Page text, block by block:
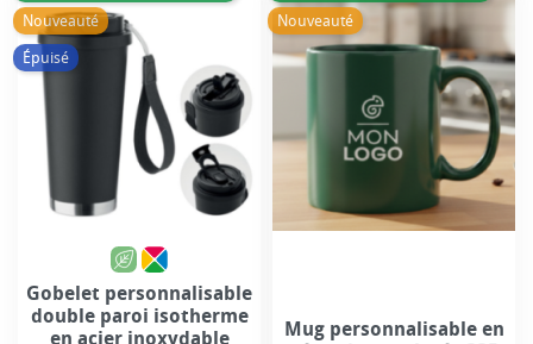
Nouveauté
Épuisé
Gobelet personnalisable
double paroi isotherme
en acier inoxydable
Nouveauté
Mug personnalisable en